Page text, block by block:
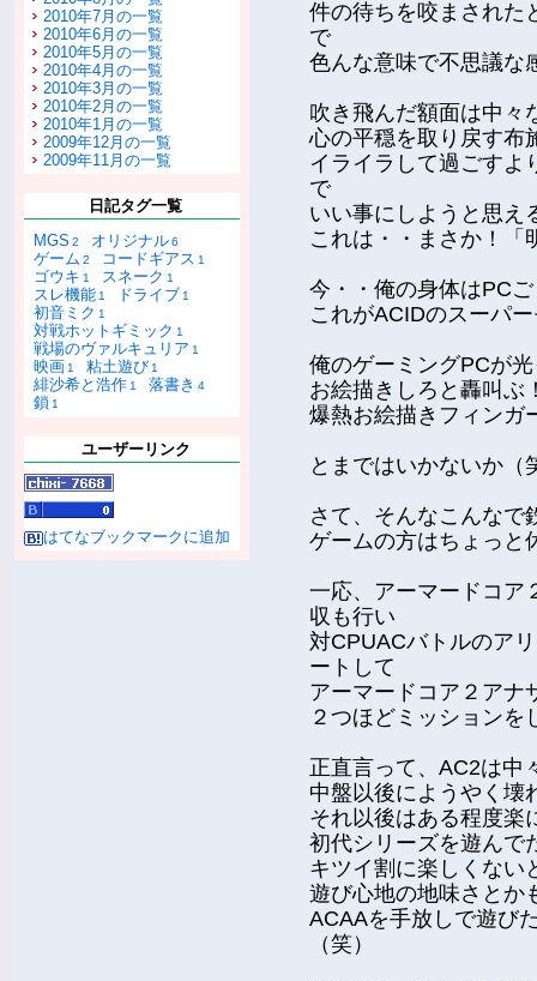
2010年7月の一覧
2010年6月の一覧
2010年5月の一覧
2010年4月の一覧
2010年3月の一覧
2010年2月の一覧
2010年1月の一覧
2009年12月の一覧
2009年11月の一覧
日記タグ一覧
MGS 2 オリジナル6
ゲーム 2 コードギアス 1
ゴウキ 1 スネーク 1
スレ機能 1 ドライブ 1
初音ミク 1
対戦ホットギミック 1
戦場のヴァルキュリア 1
映画 1 粘土遊び 1
緋沙希と浩作 1 落書き 4
鎖 1
ユーザーリンク
はてなブックマークに追加
件の待ちを咬まされた
で
色んな意味で不思議な
吹き飛んだ額面は中々
心の平穏を取り戻す布
イライラして過ごすよ
で
いい事にしようと思え
これは・・まさか！「
今・・俺の身体はPC
これがACIDのスーパ
俺のゲーミングPCが
お絵描きしろと轟叫ぶ
爆熱お絵描きフィンガ
とまではいかないか（
さて、そんなこんなで
ゲームの方はちょっと
一応、アーマードコア
収も行い
対CPUACバトルのア
ートして
アーマードコア２アナ
２つほどミッションを
正直言って、AC2は中
中盤以後にようやく壊
それ以後はある程度楽
初代シリーズを遊んで
キツイ割に楽しくない
遊び心地の地味さとか
ACAAを手放しで遊び
（笑）